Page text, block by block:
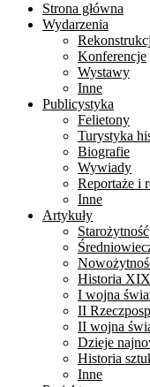
Strona główna
Wydarzenia
Konferencje
Wystawy
Inne
Publicystyka
Felietony
Turystyka
Biografie
Wywiady
Reportaże i
Inne
Artykuły
Starożytność
Historia
I wojna
II
II wojna
Dzieje
Historia
Inne